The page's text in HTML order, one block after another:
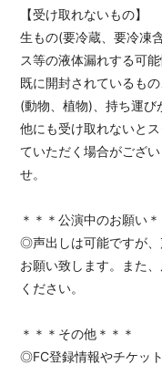
【受け取れないもの】
生もの(要冷蔵、要冷凍
ス等の液体漏れする可
既に開封されているも
(動物、植物)、持ち運び
他にも受け取れないと
ていただく場合がござ
せ。
＊＊＊公演中のお願い＊
◎声出しは可能ですが
お願い致します。また
ください。
＊＊＊その他＊＊＊
◎FC登録情報やチケッ